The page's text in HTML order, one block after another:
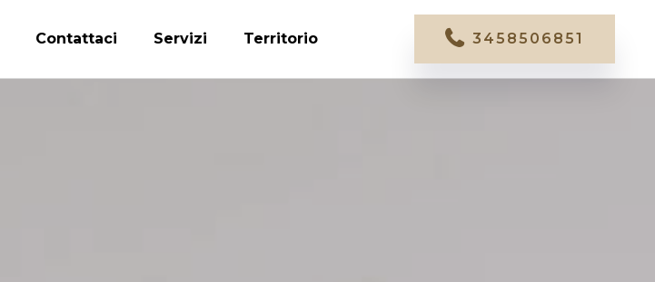
Contattaci Servizi Territorio 3458506851